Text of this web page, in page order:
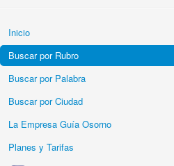
Inicio
Buscar por Rubro
Buscar por Palabra
Buscar por Ciudad
La Empresa Guía Osorno
Planes y Tarifas